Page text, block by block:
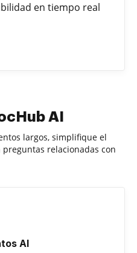
en tiempo real
AI
largos, simplifique el
relacionadas con
AI